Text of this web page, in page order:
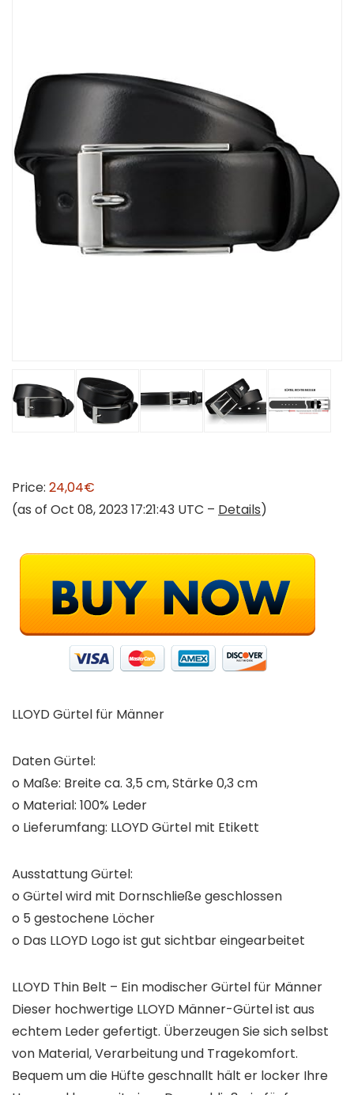
Price: 24,04€
(as of Oct 08, 2023 17:21:43 UTC – Details)
LLOYD Gürtel für Männer
Daten Gürtel:
o Maße: Breite ca. 3,5 cm, Stärke 0,3 cm
o Material: 100% Leder
o Lieferumfang: LLOYD Gürtel mit Etikett
Ausstattung Gürtel:
o Gürtel wird mit Dornschließe geschlossen
o 5 gestochene Löcher
o Das LLOYD Logo ist gut sichtbar eingearbeitet
LLOYD Thin Belt – Ein modischer Gürtel für Männer
Dieser hochwertige LLOYD Männer-Gürtel ist aus
echtem Leder gefertigt. Überzeugen Sie sich selbst
von Material, Verarbeitung und Tragekomfort.
Bequem um die Hüfte geschnallt hält er locker Ihre